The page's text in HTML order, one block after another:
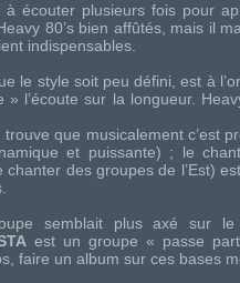
à écouter plusieurs fois pour
80’sbien affûtés, mais il
indispensables.
le style soit peu défini, est à
l’écoute sur la longueur.
trouve que musicalement c’est
et puissante) ; le
chanter des groupes de l’Est)
semblait plus axé sur
est un groupe « passe
, faire un album sur ces bases